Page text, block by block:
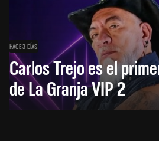
HACE 3 DÍAS
Carlos Trejo es el
de La Granja VIP 2